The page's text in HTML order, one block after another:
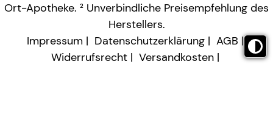
Ort-Apotheke. ² Unverbindliche Preisempfehlung des
Herstellers.
Impressum
Datenschutzerklärung
AGB
Widerrufsrecht
Versandkosten